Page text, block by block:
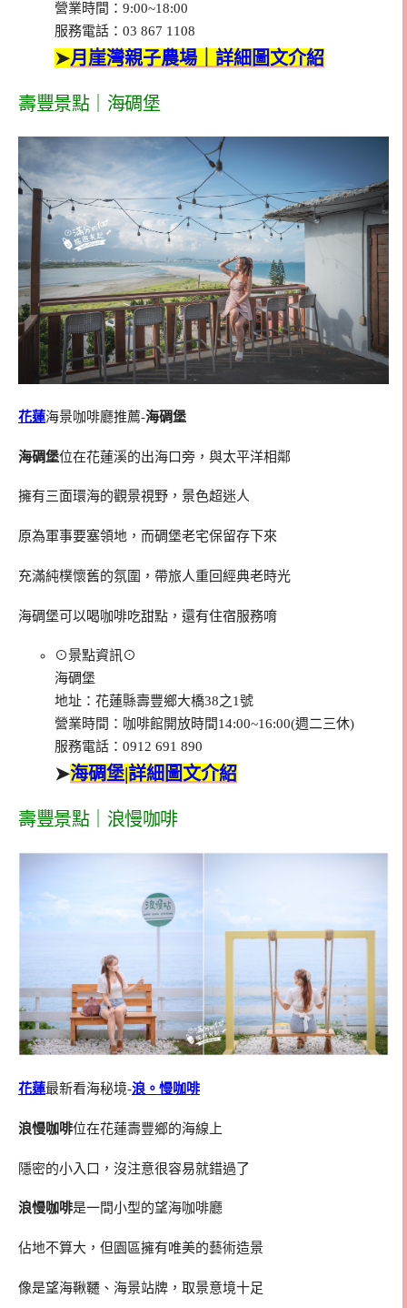
營業時間：9:00~18:00
服務電話：03 867 1108
➤月崖灣親子農場｜詳細圖文介紹
壽豐景點｜海碉堡
花蓮海景咖啡廳推薦-海碉堡
海碉堡位在花蓮溪的出海口旁，與太平洋相鄰
擁有三面環海的觀景視野，景色超迷人
原為軍事要塞領地，而碉堡老宅保留存下來
充滿純樸懷舊的氛圍，帶旅人重回經典老時光
海碉堡可以喝咖啡吃甜點，還有住宿服務唷
⊙景點資訊⊙
海碉堡
地址：花蓮縣壽豐鄉大橋38之1號
營業時間：咖啡館開放時間14:00~16:00(週二三休)
服務電話：0912 691 890
➤海碉堡|詳細圖文介紹
壽豐景點｜浪慢咖啡
花蓮最新看海秘境-浪。慢咖啡
浪慢咖啡位在花蓮壽豐鄉的海線上
隱密的小入口，沒注意很容易就錯過了
浪慢咖啡是一間小型的望海咖啡廳
佔地不算大，但園區擁有唯美的藝術造景
像是望海鞦韆、海景站牌，取景意境十足